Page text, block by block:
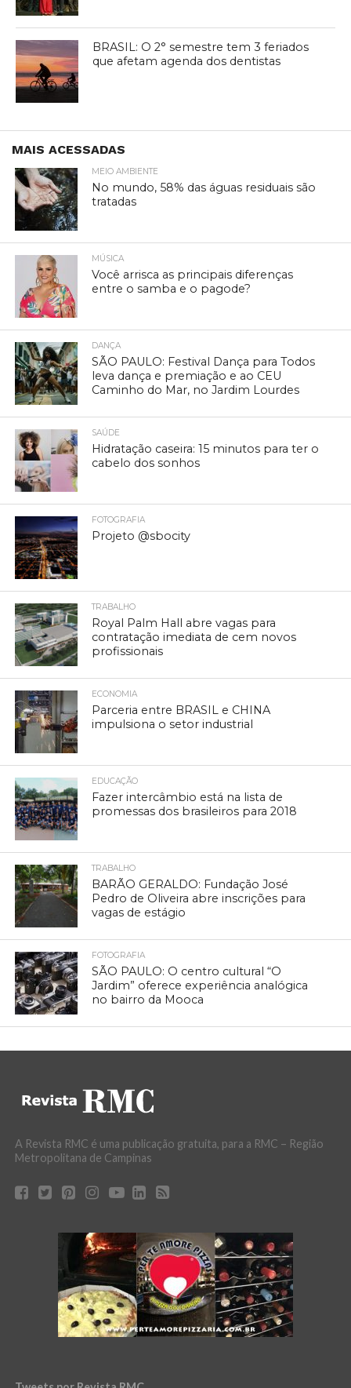
BRASIL: O 2° semestre tem 3 feriados
que afetam agenda dos dentistas
MAIS ACESSADAS
MEIO AMBIENTE
No mundo, 58% das águas residuais são
tratadas
MÚSICA
Você arrisca as principais diferenças
entre o samba e o pagode?
DANÇA
SÃO PAULO: Festival Dança para Todos
leva dança e premiação e ao CEU
Caminho do Mar, no Jardim Lourdes
SAÚDE
Hidratação caseira: 15 minutos para ter o
cabelo dos sonhos
FOTOGRAFIA
Projeto @sbocity
TRABALHO
Royal Palm Hall abre vagas para
contratação imediata de cem novos
profissionais
ECONOMIA
Parceria entre BRASIL e CHINA
impulsiona o setor industrial
EDUCAÇÃO
Fazer intercâmbio está na lista de
promessas dos brasileiros para 2018
TRABALHO
BARÃO GERALDO: Fundação José
Pedro de Oliveira abre inscrições para
vagas de estágio
FOTOGRAFIA
SÃO PAULO: O centro cultural “O
Jardim” oferece experiência analógica
no bairro da Mooca
A Revista RMC é uma publicação gratuita, para a RMC – Região
Metropolitana de Campinas